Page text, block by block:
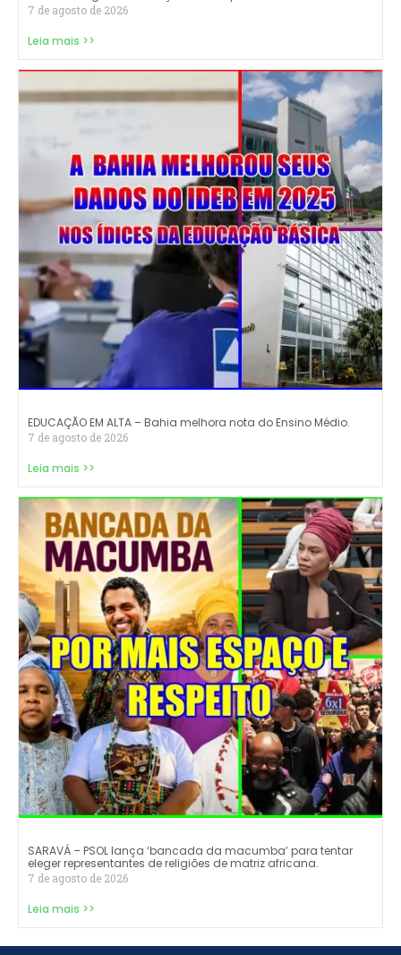
7 de agosto de 2026
Leia mais >>
EDUCAÇÃO EM ALTA – Bahia melhora nota do Ensino Médio.
7 de agosto de 2026
Leia mais >>
SARAVÁ – PSOL lança ‘bancada da macumba’ para tentar
eleger representantes de religiões de matriz africana.
7 de agosto de 2026
Leia mais >>